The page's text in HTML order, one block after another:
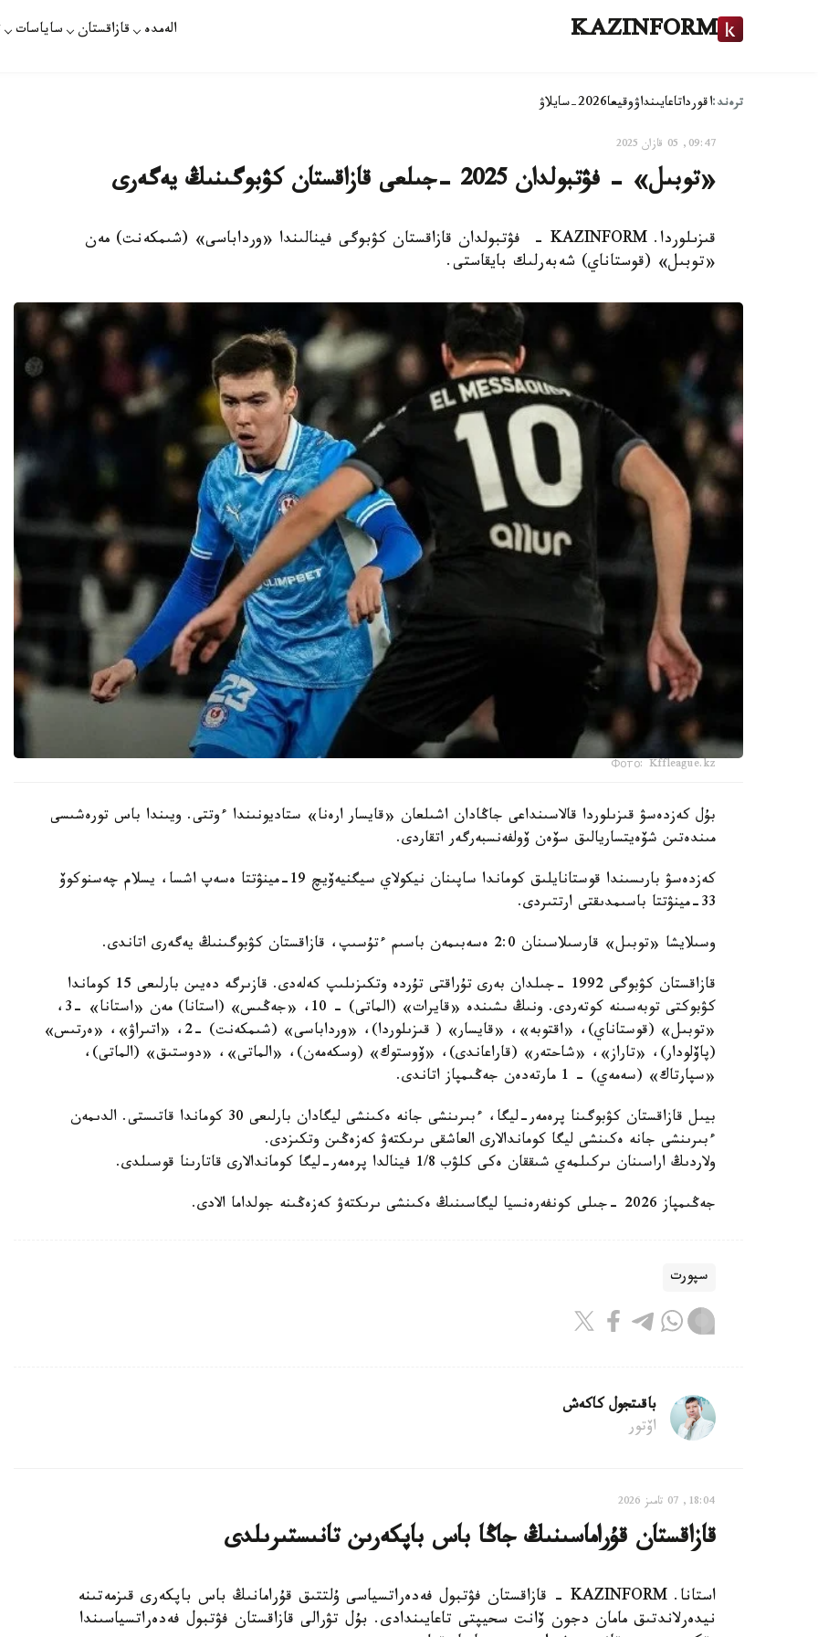
KAZINFORM الەمدە قازاقستان ساياسات
ترەند:اقورداتاعايىنداۋوقيعا2026-سايلاۋ
09:47, 05 قازان 2025
«توبىل» - فۋتبولدان 2025 -جىلعى قازاقستان كۋبوگىنىڭ يەگەرى
قىزىلوردا. KAZINFORM - فۋتبولدان قازاقستان كۋبوگى فينالىندا «ورداباسى» (شىمكەنت) مەن
«توبىل» (قوستاناي) شەبەرلىك بايقاستى.
Фото: Kffleague.kz
بۇل كەزدەسۋ قىزىلوردا قالاسىنداعى جاڭادان اشىلعان «قايسار ارەنا» ستاديونىندا ءوتتى. ويىندا باس تورەشىسى
مىندەتىن شۆەيتساريالىق سۆەن ۆولفەنسبەرگەر اتقاردى.
كەزدەسۋ بارىسىندا قوستانايلىق كوماندا ساپىنان نيكولاي سيگنيەۆيچ 19-مينۋتتا ەسەپ اشسا، يسلام چەسنوكوۆ
33-مينۋتتا باسىمدىقتى ارتتىردى.
وسىلايشا «توبىل» قارسىلاسىنان 2:0 ەسەبىمەن باسىم ءتۇسىپ، قازاقستان كۋبوگىنىڭ يەگەرى اتاندى.
قازاقستان كۋبوگى 1992 -جىلدان بەرى تۇراقتى تۇردە وتكىزىلىپ كەلەدى. قازىرگە دەيىن بارلىعى 15 كوماندا
كۋبوكتى توبەسىنە كوتەردى. ونىڭ ىشىندە «قايرات» (الماتى) - 10، «جەڭىس» (استانا) مەن «استانا» -3،
«توبىل» (قوستاناي)، «اقتوبە»، «قايسار» ( قىزىلوردا)، «ورداباسى» (شىمكەنت) -2، «اتىراۋ»، «ەرتىس»
(پاۆلودار)، «تاراز»، «شاحتەر» (قاراعاندى)، «ۆوستوك» (وسكەمەن)، «الماتى»، «دوستىق» (الماتى)،
«سپارتاك» (سەمەي) - 1 مارتەدەن جەڭىمپاز اتاندى.
بيىل قازاقستان كۋبوگىنا پرەمەر-ليگا، ءبىرىنشى جانە ەكىنشى ليگادان بارلىعى 30 كوماندا قاتىستى. الدىمەن
ءبىرىنشى جانە ەكىنشى ليگا كوماندالارى العاشقى ىرىكتەۋ كەزەڭىن وتكىزدى.
ولاردىڭ اراسىنان ىركىلمەي شىققان ەكى كلۋب 1/8 فينالدا پرەمەر-ليگا كوماندالارى قاتارىنا قوسىلدى.
جەڭىمپاز 2026 -جىلى كونفەرەنسيا ليگاسىنىڭ ەكىنشى ىرىكتەۋ كەزەڭىنە جولداما الادى.
سپورت
باقىتجول كاكەش
اۆتور
18:04, 07 تامىز 2026
قازاقستان قۇراماسىنىڭ جاڭا باس باپكەرىن تانىستىرىلدى
استانا. KAZINFORM - قازاقستان فۋتبول فەدەراتسياسى ۇلتتىق قۇرامانىڭ باس باپكەرى قىزمەتىنە
نيدەرلاندتىق مامان دجون ۆانت سحيپتى تاعايىندادى. بۇل تۋرالى قازاقستان فۋتبول فەدەراتسياسىندا